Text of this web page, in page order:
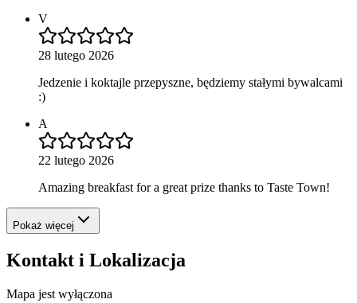
V
28 lutego 2026
Jedzenie i koktajle przepyszne, będziemy stałymi bywalcami
:)
A
22 lutego 2026
Amazing breakfast for a great prize thanks to Taste Town!
Pokaż więcej
Kontakt i Lokalizacja
Mapa jest wyłączona